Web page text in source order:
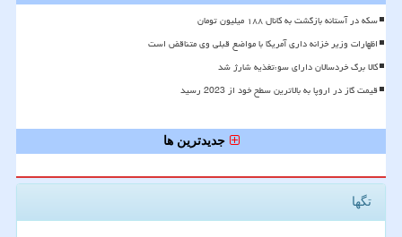
سکه در آستانه بازگشت به کانال ۱۸۸ میلیون تومان
اظهارات وزیر خزانه داری آمریکا با مواضع قبلی وی متناقض است
کالا برگ خردسالان دارای سوءتغذیه شارژ شد
قیمت گاز در اروپا به بالاترین سطح خود از 2023 رسید
جدیدترین ها
تگها